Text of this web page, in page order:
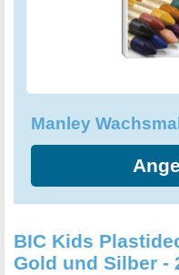
BIC Kids
Gold und Silber -